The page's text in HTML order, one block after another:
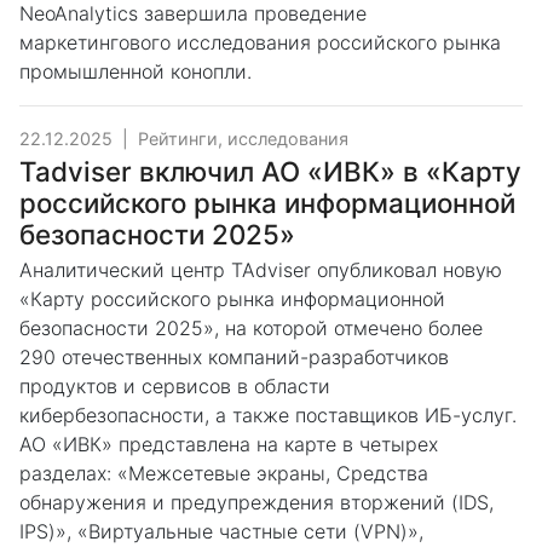
NeoAnalytics завершила проведение
маркетингового исследования российского рынка
промышленной конопли.
22.12.2025 Рейтинги, исследования
Tadviser включил АО «ИВК» в «Карту
российского рынка информационной
безопасности 2025»
Аналитический центр TAdviser опубликовал новую
«Карту российского рынка информационной
безопасности 2025», на которой отмечено более
290 отечественных компаний-разработчиков
продуктов и сервисов в области
кибербезопасности, а также поставщиков ИБ-услуг.
АО «ИВК» представлена на карте в четырех
разделах: «Межсетевые экраны, Средства
обнаружения и предупреждения вторжений (IDS,
IPS)», «Виртуальные частные сети (VPN)»,